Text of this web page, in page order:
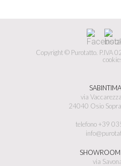
Copyright © Purotatto. P.IVA
SABINTIMA
via
24040 Osio
telefono +39
via